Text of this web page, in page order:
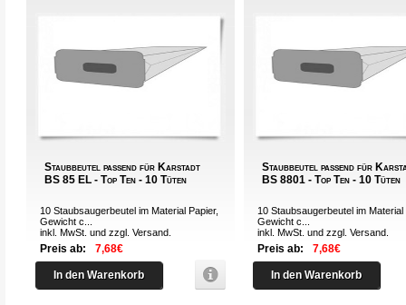
Staubbeutel passend für Karstadt
BS 85 EL - Top Ten - 10 Tüten
10 Staubsaugerbeutel im Material Papier,
Gewicht c...
inkl. MwSt. und zzgl.Versand
Preis ab: 7,68€
In den Warenkorb
Staubbeutel passend für
BS 8801 - Top Ten - 10 Tüten
10 Staubsaugerbeutel im Material
Gewicht c...
inkl. MwSt. und zzgl.Versand
Preis ab: 7,68€
In den Warenkorb